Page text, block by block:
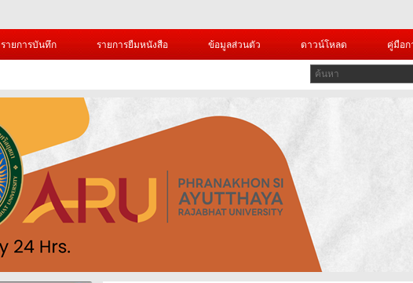
รายการบันทึก รายการยืมหนังสือ ข้อมูลส่วนตัว ดาวน์โหลด คู่มือก